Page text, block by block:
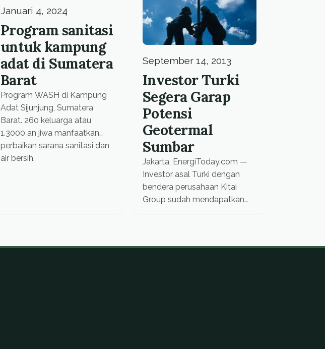
Januari 4, 2024
Program sanitasi
untuk kampung
adat di Sumatera
Barat
Program WASH di Kampung
Adat Sijunjung, Sumatera
Barat. 260 keluarga atau
1.3000 an jiwa manfaatkan
perbaikan sarana sanitasi dan
air bersih.
September 14, 2013
Investor Turki
Segera Garap
Potensi
Geotermal
Sumbar
Jakarta, EnergiToday.com —
Investor asal Turki dengan
bendera perusahaan Kitai
Group sudah mendapatkan
yang dimiliki Sumatera Barat.